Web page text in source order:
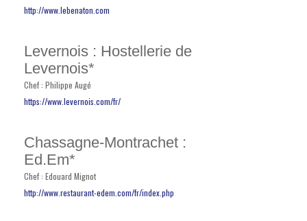
http://www.lebenaton.com
Levernois : Hostellerie de
Levernois*
Chef : Philippe Augé
https://www.levernois.com/fr/
Chassagne-Montrachet :
Ed.Em*
Chef : Edouard Mignot
http://www.restaurant-edem.com/fr/index.php